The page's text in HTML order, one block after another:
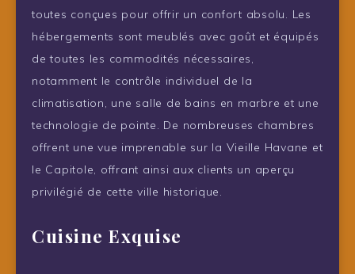
toutes conçues pour offrir un confort absolu. Les
hébergements sont meublés avec goût et équipés
de toutes les commodités nécessaires,
notamment le contrôle individuel de la
climatisation, une salle de bains en marbre et une
technologie de pointe. De nombreuses chambres
offrent une vue imprenable sur la Vieille Havane et
le Capitole, offrant ainsi aux clients un aperçu
privilégié de cette ville historique.
Cuisine Exquise